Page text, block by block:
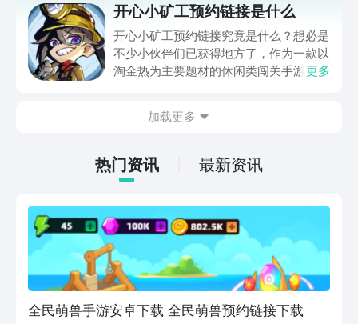
给大家带来了代号奇旅的预约链接分享供
大家参考，希望本期内容可以帮助到各
位。
开心小矿工预约链接是什么
开心小矿工预约链接究竟是什么？想必是
不少小伙伴们已获得地方了，作为一款以
淘金热为主要题材的休闲类闯关手游，玩
分享供大家参考，希望本期内容可以帮助
更多
加载更多
热门资讯 最新资讯
全民萌兽手游安卓下载 全民萌兽预约链接下载